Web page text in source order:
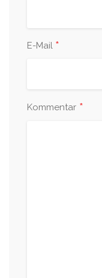
E-Mail *
Kommentar *